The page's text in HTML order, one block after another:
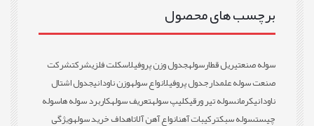
برچسب های محصول
سوله صنعتیریل قطارسولهجدول وزن پروفیلاسکلت فلزیشرکتشرکت
صنعت سوله علمدارجدول پروفیلانواع سولهوزن ناودانیجدول اشتال
ناودانیکرمانسوله تیر ورقیکلیپ سولهتعریف سولهکاربرد سوله هاسوله
چیستسوله سبکترکیبات آهنانواع آهن آلاتاهداف خرید سولهویژگی